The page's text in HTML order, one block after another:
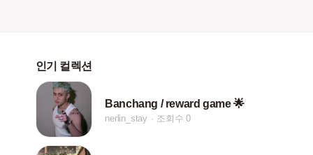
인기 컬렉션
Banchang / reward game 🌟
nerlin_stay 조회수 0